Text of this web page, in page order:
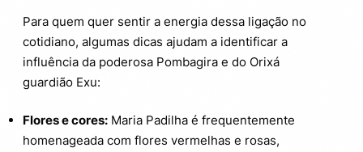
Para quem quer sentir a energia dessa ligação no
cotidiano, algumas dicas ajudam a identificar a
influência da poderosa Pombagira e do Orixá
guardião Exu:
Flores e cores: Maria Padilha é frequentemente
homenageada com flores vermelhas e rosas,